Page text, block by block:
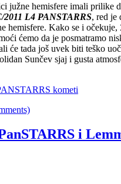
južne hemisfere imali prilike
2011 L4 PANSTARRS, red je
hemisfere. Kako se i očekuje,
ćemo da je posmatramo
će tada još uvek biti teško
Sunčev sjaj i gusta
kometi
i